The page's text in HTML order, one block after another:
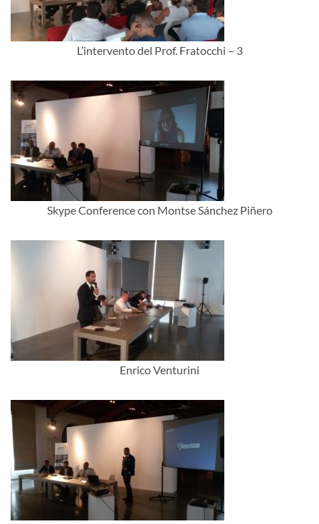
L’intervento del Prof. Fratocchi – 3
Skype Conference con Montse Sánchez Piñero
Enrico Venturini